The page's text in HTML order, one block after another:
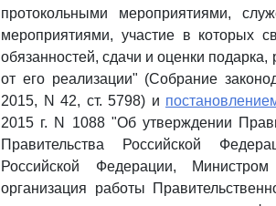
протокольными мероприятиями,
мероприятиями, участие в которых
обязанностей, сдачи и оценки
от его реализации" (Собрание
2015, N 42, ст. 5798) и
2015 г. N 1088 "Об утверждении
Правительства Российской
Российской Федерации,
организация работы